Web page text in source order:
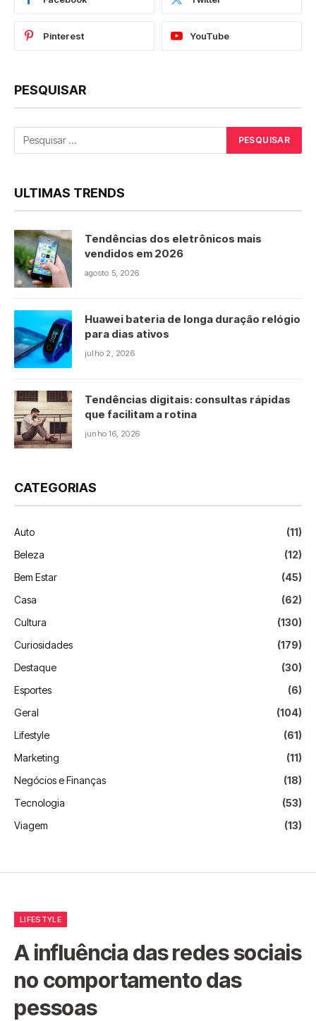
Pinterest YouTube
PESQUISAR
ULTIMAS TRENDS
Tendências dos eletrônicos mais
vendidos em 2026
agosto 5, 2026
Huawei bateria de longa duração relógio
para dias ativos
julho 2, 2026
Tendências digitais: consultas rápidas
que facilitam a rotina
junho 16, 2026
CATEGORIAS
Auto
(11)
Beleza
(12)
Bem Estar
(45)
Casa
(62)
Cultura
(130)
Curiosidades
(179)
Destaque
(30)
Esportes
(6)
Geral
(104)
Lifestyle
(61)
Marketing
(11)
Negócios e Finanças
(18)
Tecnologia
(53)
Viagem
(13)
LIFESTYLE
A influência das redes sociais
no comportamento das
pessoas